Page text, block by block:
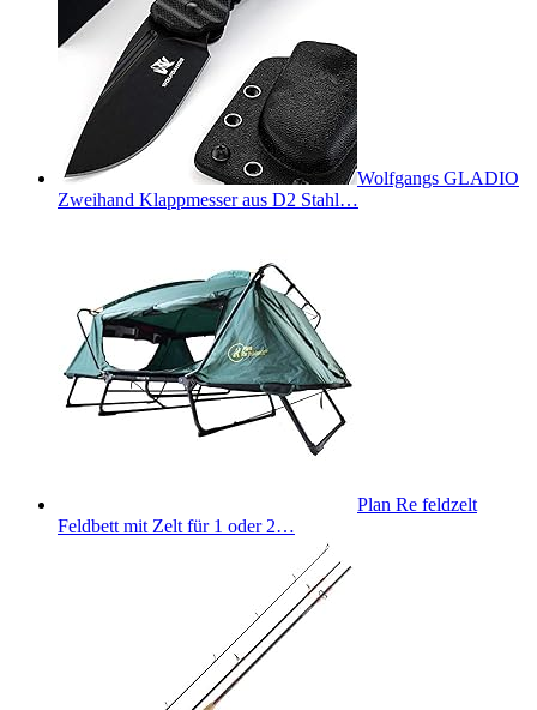
Wolfgangs GLADIO
Zweihand Klappmesser aus D2 Stahl…
Plan Re feldzelt
Feldbett mit Zelt für 1 oder 2…